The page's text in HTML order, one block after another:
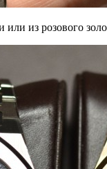
или из розового